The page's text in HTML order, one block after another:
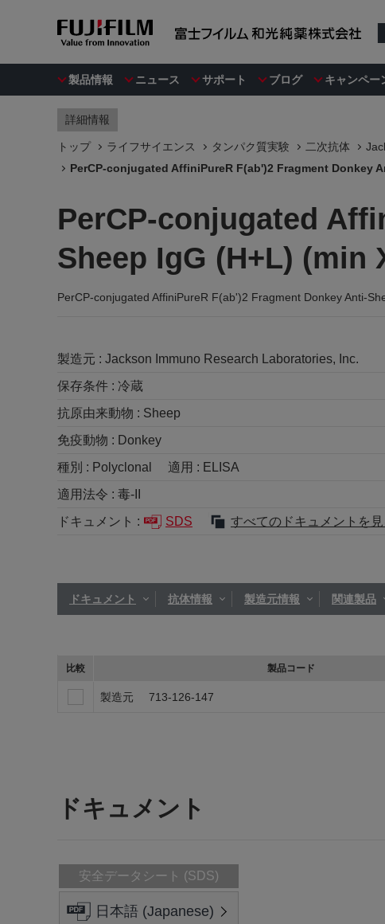
製品情報 ニュース サポート ブログ キャンペー
詳細情報
トップ ライフサイエンス タンパク質実験 二次抗体
PerCP-conjugated AffiniPureR F(ab')2 Fragment Donkey
PerCP-conjugated
Sheep IgG (H+L) (min
PerCP-conjugated AffiniPureR F(ab')2 Fragment Donkey Anti-
製造元 : Jackson Immuno Research Laboratories, Inc.
保存条件 : 冷蔵
抗原由来動物 : Sheep
免疫動物 : Donkey
種別 : Polyclonal 適用 : ELISA
適用法令 : 毒-II
ドキュメント :
SDS すべてのドキュメントを見
ドキュメント 抗体情報 製造元情報 関連製品
比較 製品コード
製造元 713-126-147
ドキュメント
安全データシート (SDS)
日本語 (Japanese)